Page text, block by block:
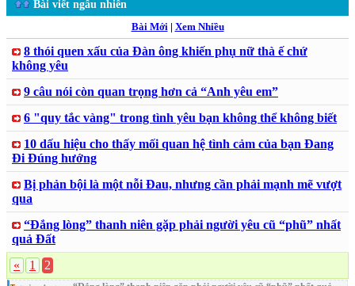
Bài viết ngẫu nhiên
Bài Mới| Xem Nhiều
8 thói quen xấu của Đàn ông khiến phụ nữ thà ế chứ
không yêu
9 câu nói còn quan trọng hơn cả “Anh yêu em”
6 "quy tắc vàng" trong tình yêu bạn không thể không biết
10 dấu hiệu cho thấy mối quan hệ tình cảm của bạn Đang
Đi Đúng hướng
Bị phản bội là một nỗi Đau, nhưng cần phải mạnh mẽ vượt
qua
“Đắng lòng” thanh niên gặp phải người yêu cũ “phũ” nhất
quả Đất
«
1 2